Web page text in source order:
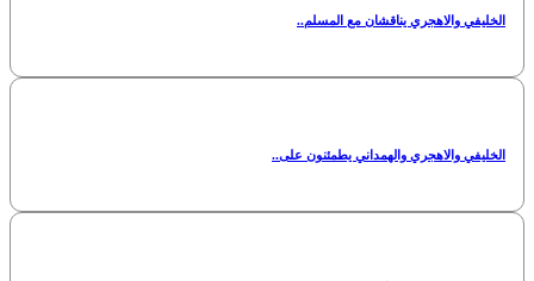
الخليفي والاهجري يناقشان مع المسلم..
الخليفي والاهجري والهمداني يطمئنون على..